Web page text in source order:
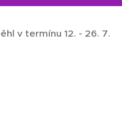
v termínu 12. - 26. 7.